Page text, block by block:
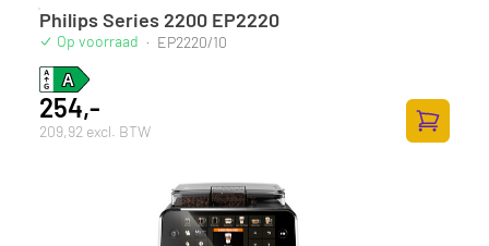
Philips Series 2200 EP2220
Op voorraad · EP2220/10
254,-
209,92 excl. BTW